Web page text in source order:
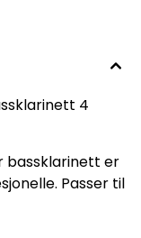
4
bassklarinett er
Passer til